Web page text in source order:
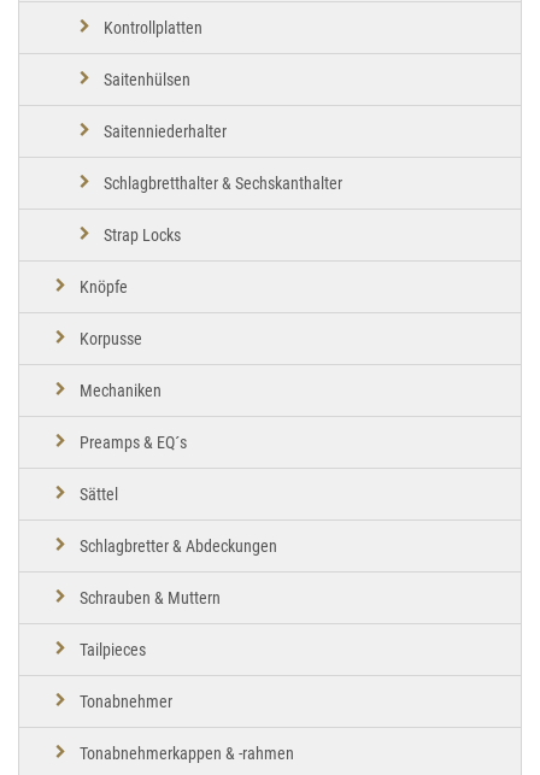
Kontrollplatten
Saitenhülsen
Saitenniederhalter
Schlagbretthalter & Sechskanthalter
Strap Locks
Knöpfe
Korpusse
Mechaniken
Preamps & EQ´s
Sättel
Schlagbretter & Abdeckungen
Schrauben & Muttern
Tailpieces
Tonabnehmer
Tonabnehmerkappen & -rahmen